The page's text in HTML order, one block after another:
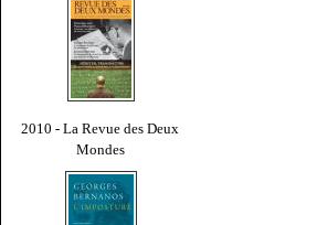
2010 - La Revue des Deux
Mondes